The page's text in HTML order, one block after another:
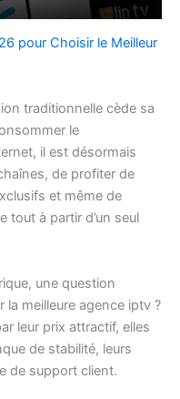
pour Choisir le Meilleur
traditionnelle cède sa
le
il est désormais
de profiter de
et même de
à partir d’un seul
une question
meilleure agence iptv ?
leur prix attractif, elles
de stabilité, leurs
de support client.